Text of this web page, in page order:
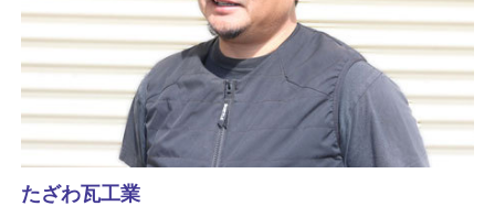
たざわ瓦工業